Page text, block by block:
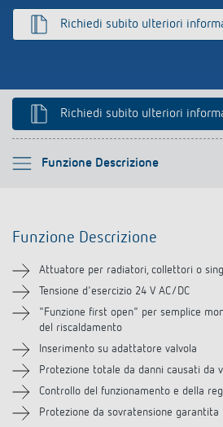
Rilevatore di presenza e
Richiedi subito ulteriori
Richiedi subito ulteriori
Funzione Descrizione
Si prega di selezionare
Downloads
Prodotti analoghi
Funzione Descrizione
Attuatore per radiatori, collettori o
Tensione d'esercizio 24 V AC/DC
"Funzione first open" per semplice
del riscaldamento
Inserimento su adattatore valvola
Protezione totale da danni causati da
Controllo del funzionamento e della
Protezione da sovratensione garantita